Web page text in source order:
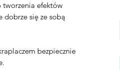
tworzenia efektów
dobrze się ze sobą
bezpiecznie